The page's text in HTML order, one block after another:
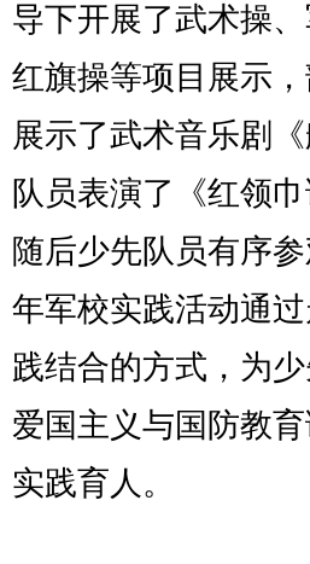
导下开展了武术操
红旗操等项目展示
展示了武术音乐剧
队员表演了《红领
随后少先队员有序
年军校实践活动通
践结合的方式，为
爱国主义与国防教
实践育人。